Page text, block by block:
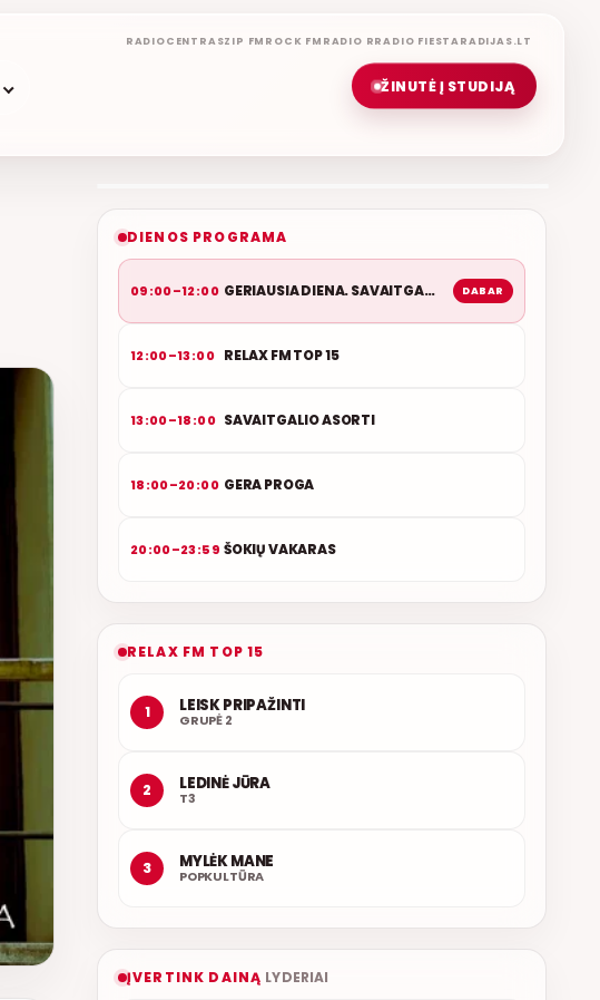
RADIOCENTRASZIP FM ROCK FM RADIO RRADIO FIESTARADIJAS.LT
ŽINUTĖ Į STUDIJĄ
ETERYJE
GERIAUSIA DIENA. SAVAITGALIS ROLANDAS JANAUDIS
DIENOS PROGRAMA
09:00–12:00 GERIAUSIA DIENA. SAVAITGALIS DABAR
12:00–13:00 RELAX FM TOP 15
13:00–18:00 SAVAITGALIO ASORTI
18:00–20:00 GERA PROGA
20:00–23:59 ŠOKIŲ VAKARAS
RELAX FM TOP 15
1 LEISK PRIPAŽINTI
GRUPĖ 2
2 LEDINĖ JŪRA
T3
3 MYLĖK MANE
POPKULTŪRA
ĮVERTINK DAINĄ LYDERIAI